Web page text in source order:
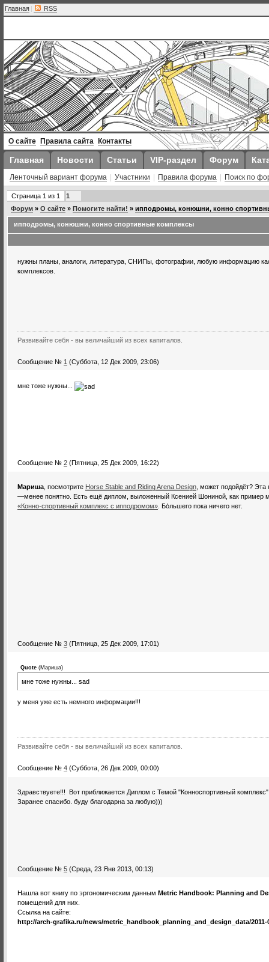
Главная | RSS
О сайте Правила сайта Контакты
Главная Новости Статьи VIP-раздел Форум
Ленточный вариант форума Участники Правила форума Поиск по
Страница 1 из 1
1
Форум » О сайте » Помогите найти! » ипподромы, конюшни, конно
ипподромы, конюшни, конно спортивные комплексы
нужны планы, аналоги, литература, СНИПы, фотографии, любую информацию
комплексов.
Развивайте себя - вы величайший из всех капиталов.
Сообщение № 1 (Суббота, 12 Дек 2009, 23:06)
мне тоже нужны...
Сообщение № 2 (Пятница, 25 Дек 2009, 16:22)
Мариша , посмотрите Horse Stable and Riding Arena Design , может подойдёт?
—менее понятно. Есть ещё диплом, выложенный Ксенией Шониной, как пример
«Конно-спортивный комплекс с ипподромом» . Бо́льшего пока ничего нет.
Сообщение № 3 (Пятница, 25 Дек 2009, 17:01)
Quote (Мариша)
мне тоже нужны... sad
у меня уже есть немного информации!!!
Развивайте себя - вы величайший из всех капиталов.
Сообщение № 4 (Суббота, 26 Дек 2009, 00:00)
Здравствуете!!! Вот приближается Диплом с Темой "Конноспортивный
Заранее спасибо. буду благодарна за любую)))
Сообщение № 5 (Среда, 23 Янв 2013, 00:13)
Нашла вот книгу по эргономическим данным Metric Handbook: Planning and
помещений для них.
Ссылка на сайте:
http://arch-grafika.ru/news/metric_handbook_planning_and_design_data/2011-